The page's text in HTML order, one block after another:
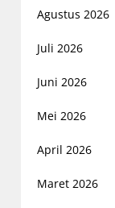
Agustus 2026
Juli 2026
Juni 2026
Mei 2026
April 2026
Maret 2026